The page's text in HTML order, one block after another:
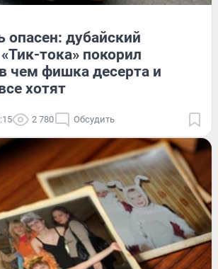
дубайский
тока» покорил
чем фишка десерта и
хотят
2 780 Обсудить